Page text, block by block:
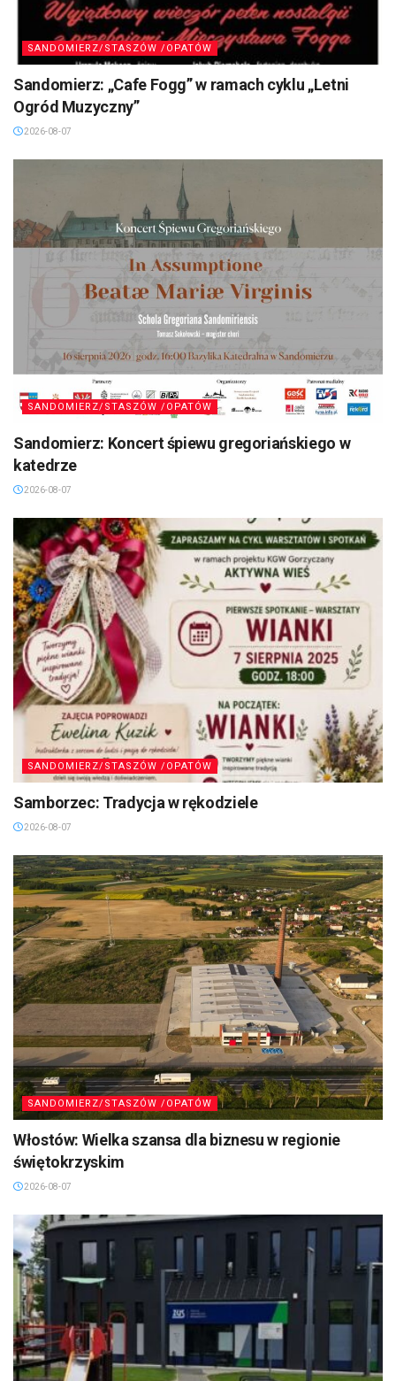
SANDOMIERZ/STASZÓW /OPATÓW
Sandomierz: „Cafe Fogg” w ramach cyklu „Letni
Ogród Muzyczny”
2026-08-07
SANDOMIERZ/STASZÓW /OPATÓW
Sandomierz: Koncert śpiewu gregoriańskiego w
katedrze
2026-08-07
SANDOMIERZ/STASZÓW /OPATÓW
Samborzec: Tradycja w rękodziele
2026-08-07
SANDOMIERZ/STASZÓW /OPATÓW
Włostów: Wielka szansa dla biznesu w regionie
świętokrzyskim
2026-08-07